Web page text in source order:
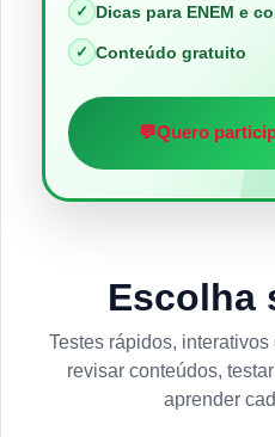
✓ Dicas para ENEM e
✓ Conteúdo gratuito
💬Quero
Escolha
Testes rápidos,
revisar conteúdos,
aprender